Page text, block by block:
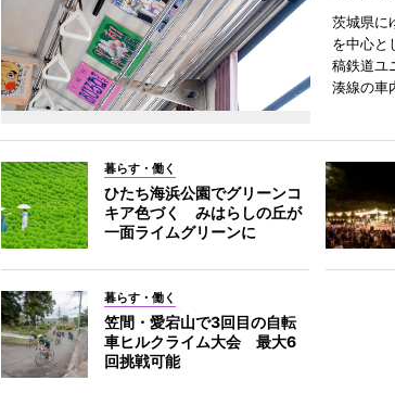
茨城県に
を中心と
稿鉄道ユ
湊線の車
暮らす・働く
ひたち海浜公園でグリーンコ
キア色づく みはらしの丘が
一面ライムグリーンに
暮らす・働く
笠間・愛宕山で3回目の自転
車ヒルクライム大会 最大6
回挑戦可能